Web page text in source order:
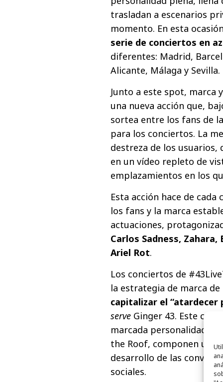
trasladan a escenarios
momento. En esta
serie de conciertos en
diferentes: Madrid,
Alicante, Málaga y Sevilla.
Junto a este spot, marca
una nueva acción que,
sortea entre los fans de
para los conciertos. La
destreza de los
en un vídeo repleto de
emplazamientos en los
Esta acción hace de
los fans y la marca
actuaciones,
Carlos Sadness, Zahara,
Ariel Rot.
Los conciertos de
la estrategia de marca
capitalizar el “atardecer
serve Ginger 43. Este
marcada personalidad
the Roof, componen un
desarrollo de las
sociales.